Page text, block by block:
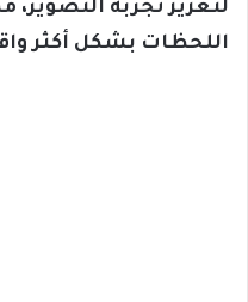
لتعزيز تجربة
اللحظات بشكل أكثر